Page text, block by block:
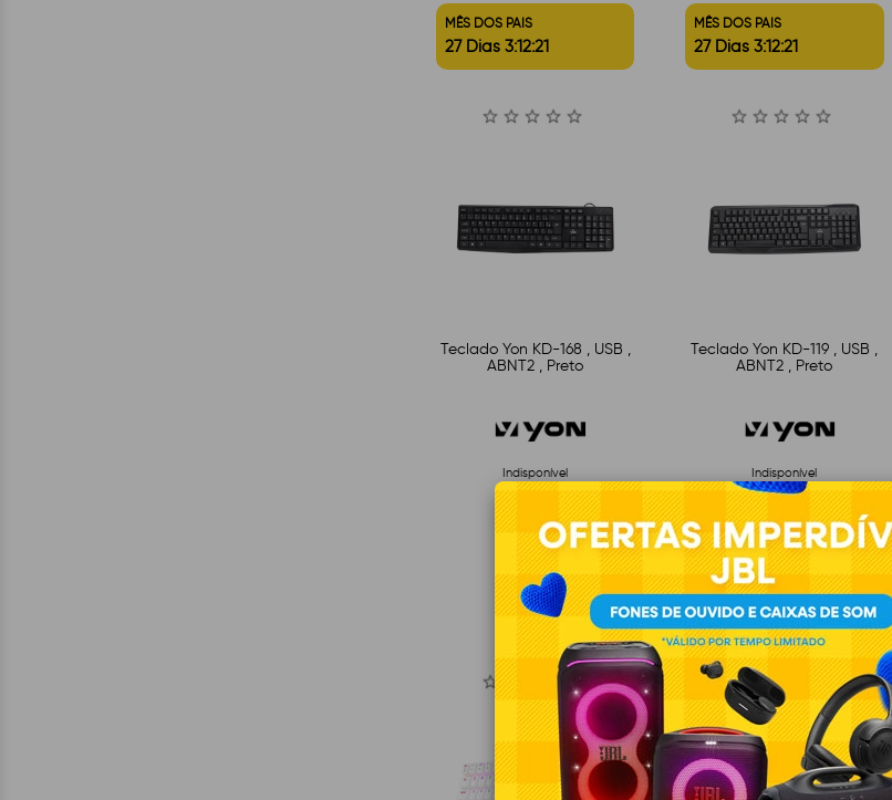
MÊS DOS PAIS
27 Dias 3:12:20
MÊS DOS PAIS
27 Dias 3:12:20
Teclado Yon KD-168 , USB ,
ABNT2 , Preto
Indisponível
VER DETALHES
Teclado Yon KD-119 , USB ,
ABNT2 , Preto
Indisponível
VER DETALHES